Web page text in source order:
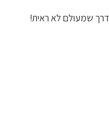
שמעולם לא ראית!